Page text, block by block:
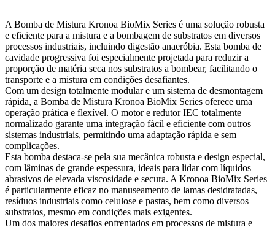
A Bomba de Mistura Kronoa BioMix Series é uma solução robusta
e eficiente para a mistura e a bombagem de substratos em diversos
processos industriais, incluindo digestão anaeróbia. Esta bomba de
cavidade progressiva foi especialmente projetada para reduzir a
proporção de matéria seca nos substratos a bombear, facilitando o
transporte e a mistura em condições desafiantes.
Com um design totalmente modular e um sistema de desmontagem
rápida, a Bomba de Mistura Kronoa BioMix Series oferece uma
operação prática e flexível. O motor e redutor IEC totalmente
normalizado garante uma integração fácil e eficiente com outros
sistemas industriais, permitindo uma adaptação rápida e sem
complicações.
Esta bomba destaca-se pela sua mecânica robusta e design especial,
com lâminas de grande espessura, ideais para lidar com líquidos
abrasivos de elevada viscosidade e secura. A Kronoa BioMix Series
é particularmente eficaz no manuseamento de lamas desidratadas,
resíduos industriais como celulose e pastas, bem como diversos
substratos, mesmo em condições mais exigentes.
Um dos maiores desafios enfrentados em processos de mistura e